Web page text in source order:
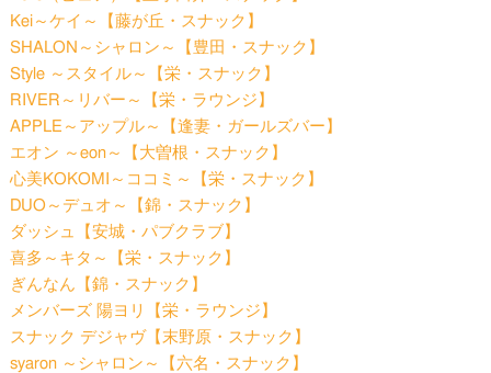
Kei～ケイ～【藤が丘・スナック】
SHALON～シャロン～【豊田・スナック】
Style ～スタイル～【栄・スナック】
RIVER～リバー～【栄・ラウンジ】
APPLE～アップル～【逢妻・ガールズバー】
エオン ～eon～【大曽根・スナック】
心美KOKOMI～ココミ～【栄・スナック】
DUO～デュオ～【錦・スナック】
ダッシュ【安城・パブクラブ】
喜多～キタ～【栄・スナック】
ぎんなん【錦・スナック】
メンバーズ 陽ヨリ【栄・ラウンジ】
スナック デジャヴ【末野原・スナック】
syaron ～シャロン～【六名・スナック】